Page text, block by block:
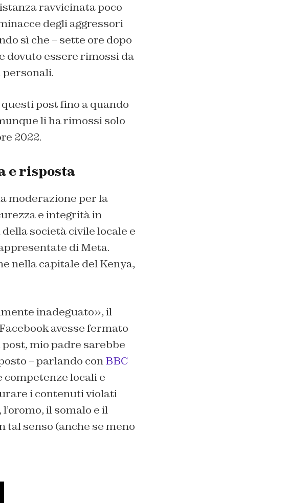
ravvicinata poco
degli aggressori
sì che – sette ore dopo
dovuto essere rimossi da
personali.
post fino a quando
li ha rimossi solo
2022.
e risposta
moderazione per la
e integrità in
società civile locale e
di Meta.
nella capitale del Kenya,
inadeguato», il
avesse fermato
mio padre sarebbe
– parlando conBBC
competenze locali e
i contenuti violati
il somalo e il
senso (anche se meno